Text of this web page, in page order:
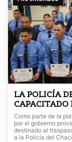
LA POLICÍA
CAPACITADO
Como parte de la
por el gobierno
destinado al
a la Policía del